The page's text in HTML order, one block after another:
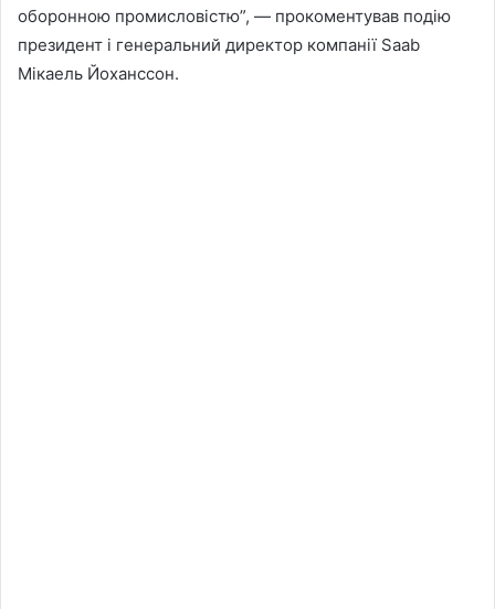
оборонною промисловістю”, — прокоментував подію
президент і генеральний директор компанії Saab
Мікаель Йоханссон.